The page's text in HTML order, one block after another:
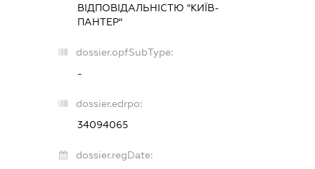
ВІДПОВІДАЛЬНІСТЮ "КИЇВ-
ПАНТЕР"
dossier.opfSubType:
-
dossier.edrpo:
34094065
dossier.regDate: